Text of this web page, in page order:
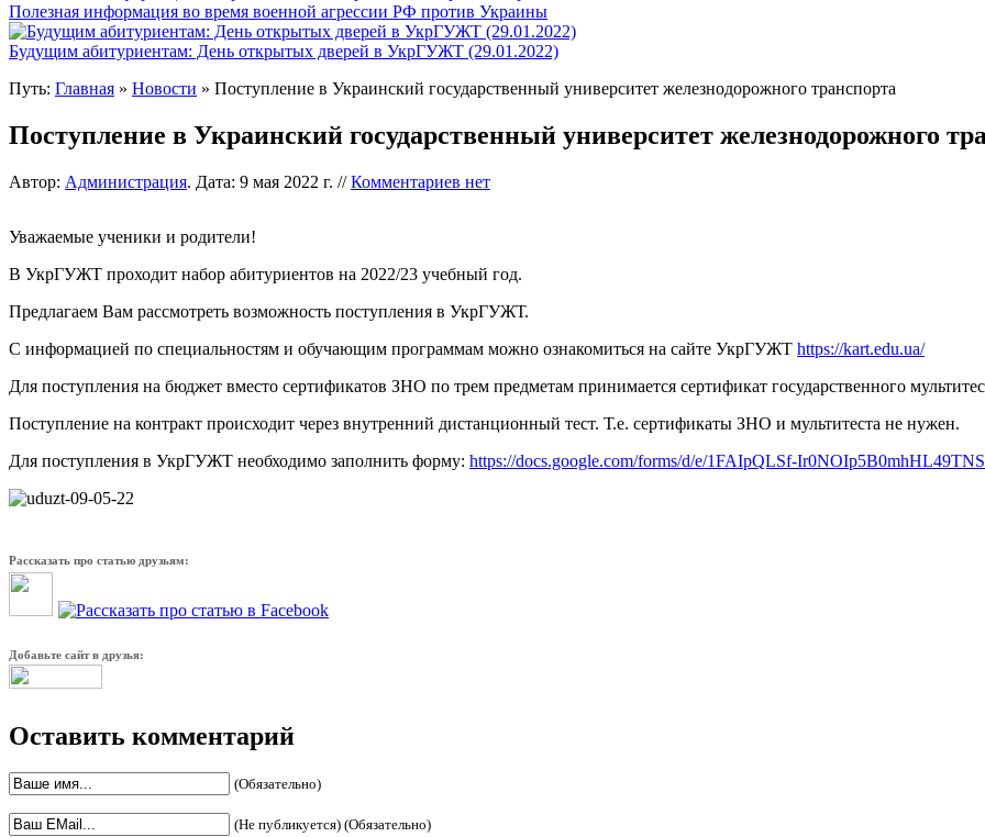
Полезная информация во время военной агрессии РФ против Украины
Будущим абитуриентам: День открытых дверей в УкрГУЖТ (29.01.2022)
Путь: Главная » Новости » Поступление в Украинский государственный университет железнодорожного транспорта
Поступление в Украинский государственный университет железнодорожного
Автор: Администрация. Дата: 9 мая 2022 г. //Комментариев нет
Уважаемые ученики и родители!
В УкрГУЖТ проходит набор абитуриентов на 2022/23 учебный год.
Предлагаем Вам рассмотреть возможность поступления в УкрГУЖТ.
С информацией по специальностям и обучающим программам можно ознакомиться на сайте УкрГУЖТ https://kart.edu.ua/
Для поступления на бюджет вместо сертификатов ЗНО по трем предметам принимается сертификат государственного
Поступление на контракт происходит через внутренний дистанционный тест. Т.е. сертификаты ЗНО и мультитеста не нужен.
Для поступления в УкрГУЖТ необходимо заполнить форму: https://docs.google.com/forms/d/e/1FAIpQLSf-
Рассказать про статью друзьям:
Добавьте сайт в друзья:
Оставить комментарий
(Обязательно)
(Не публикуется) (Обязательно)